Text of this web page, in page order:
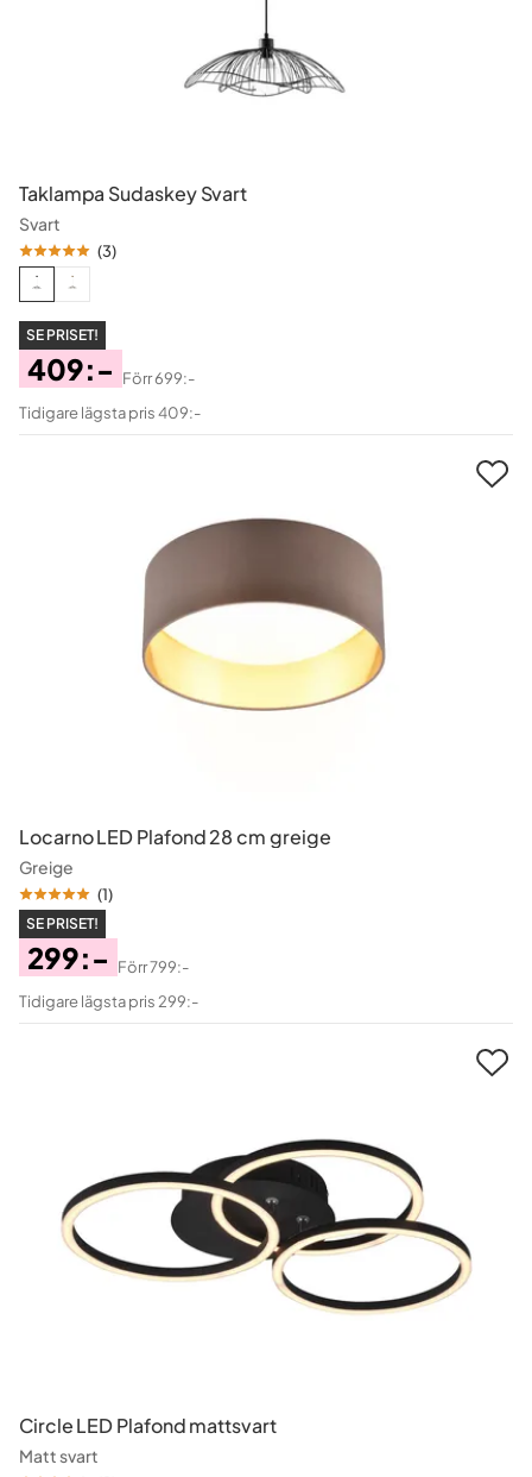
Taklampa Sudaskey Svart
Svart
(3)
SE PRISET!
Pris
409:-
Original
Pris
Förr699:-
Tidigare lägsta pris 409:-
Locarno LED Plafond 28 cm greige
Greige
(1)
SE PRISET!
Pris
299:-
Original
Pris
Förr799:-
Tidigare lägsta pris 299:-
Circle LED Plafond mattsvart
Matt svart